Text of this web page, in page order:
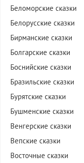
Беломорские сказки
Белорусские сказки
Бирманские сказки
Болгарские сказки
Боснийские сказки
Бразильские сказки
Бурятские сказки
Бушменские сказки
Венгерские сказки
Вепские сказки
Восточные сказки